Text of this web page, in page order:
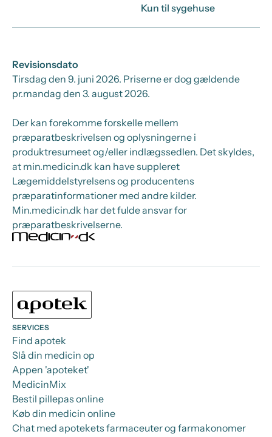
Kun til sygehuse
Revisionsdato
Tirsdag den 9. juni 2026. Priserne er dog gældende
pr.mandag den 3. august 2026.
Der kan forekomme forskelle mellem
præparatbeskrivelsen og oplysningerne i
produktresumeet og/eller indlægssedlen. Det skyldes,
at min.medicin.dk kan have suppleret
Lægemiddelstyrelsens og producentens
præparatinformationer med andre kilder.
Min.medicin.dk har det fulde ansvar for
præparatbeskrivelserne.
SERVICES
Find apotek
Slå din medicin op
Appen 'apoteket'
MedicinMix
Bestil pillepas online
Køb din medicin online
Chat med apotekets farmaceuter og farmakonomer